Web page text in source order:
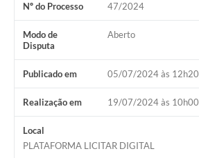
Nº do Processo 47/2024
Modo de
Disputa
Aberto
Publicado em 05/07/2024 às 12h20
Realização em 19/07/2024 às 10h00
Local
PLATAFORMA LICITAR DIGITAL